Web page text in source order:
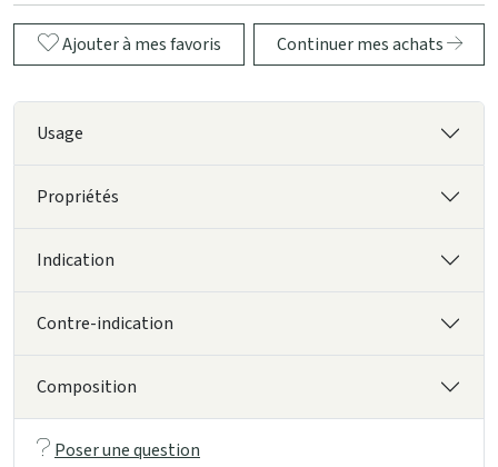
Ajouter à mes favoris Continuer mes achats
Usage
Propriétés
Indication
Contre-indication
Composition
Poser une question